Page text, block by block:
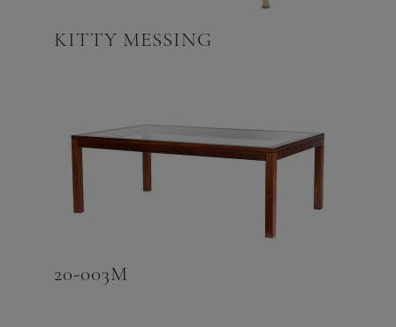
KITTY MESSING
20-003M